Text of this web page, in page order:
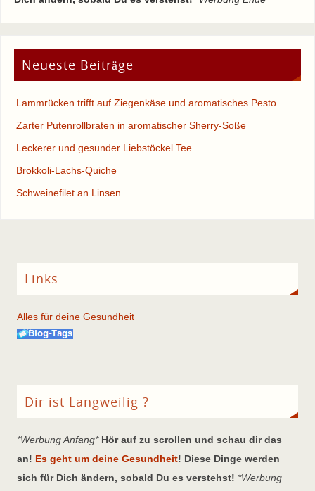
Neueste Beiträge
Lammrücken trifft auf Ziegenkäse und aromatisches Pesto
Zarter Putenrollbraten in aromatischer Sherry-Soße
Leckerer und gesunder Liebstöckel Tee
Brokkoli-Lachs-Quiche
Schweinefilet an Linsen
Links
Alles für deine Gesundheit
Dir ist Langweilig ?
*Werbung Anfang* Hör auf zu scrollen und schau dir das
an! Es geht um deine Gesundheit! Diese Dinge werden
sich für Dich ändern, sobald Du es verstehst! *Werbung